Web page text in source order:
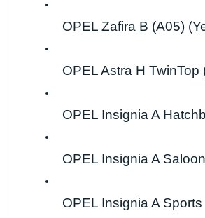
OPEL Zafira B (A05)
OPEL Astra H
OPEL Insignia A
OPEL Insignia A
OPEL Insignia A